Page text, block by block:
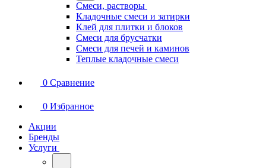
Смеси, растворы
Кладочные смеси и затирки
Клей для плитки и блоков
Смеси для брусчатки
Смеси для печей и каминов
Теплые кладочные смеси
0 Сравнение
0 Избранное
Акции
Бренды
Услуги